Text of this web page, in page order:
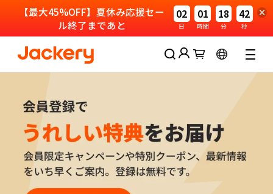
【最大45%OFF】夏休み応援セー
ル終了まであと
02
日
01
時間
18
分
41
秒
う！
新規登録で2,000円クーポンを進呈
会員限定割引で購入可能
パスワードなしでログイン
30日間の返品期間